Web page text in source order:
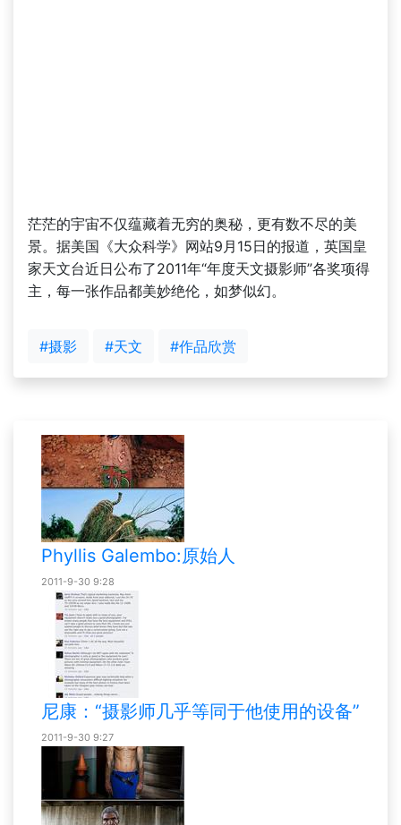
茫茫的宇宙不仅蕴藏着无穷的奥秘，更有数不尽的美
景。据美国《大众科学》网站9月15日的报道，英国皇
家天文台近日公布了2011年“年度天文摄影师”各奖项得
主，每一张作品都美妙绝伦，如梦似幻。
#摄影 #天文 #作品欣赏
Phyllis Galembo:原始人
2011-9-30 9:28
尼康：“摄影师几乎等同于他使用的设备”
2011-9-30 9:27